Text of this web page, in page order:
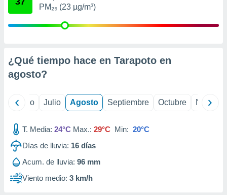
mediante
publicidad
publicidad
1199
PM₂₅ (23 µg/m³)
¿Qué tiempo hace en Tarapoto en
agosto?
Junio Julio Agosto Septiembre Octubre
T. Media: 24°C Max.: 29°C Min: 20°C
Días de lluvia: 16 días
Acum. de lluvia: 96 mm
Viento medio: 3 km/h